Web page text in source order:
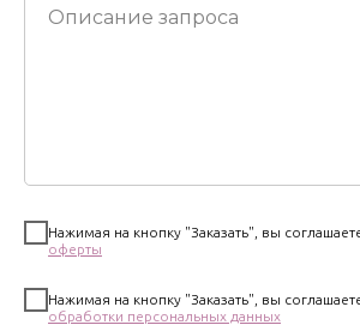
Описание запроса
Нажимая на кнопку "Заказать", вы
оферты
Нажимая на кнопку "Заказать", вы
обработки персональных данных